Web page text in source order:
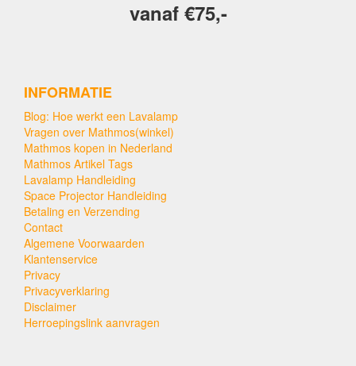
vanaf €75,-
INFORMATIE
Blog: Hoe werkt een Lavalamp
Vragen over Mathmos(winkel)
Mathmos kopen in Nederland
Mathmos Artikel Tags
Lavalamp Handleiding
Space Projector Handleiding
Betaling en Verzending
Contact
Algemene Voorwaarden
Klantenservice
Privacy
Privacyverklaring
Disclaimer
Herroepingslink aanvragen